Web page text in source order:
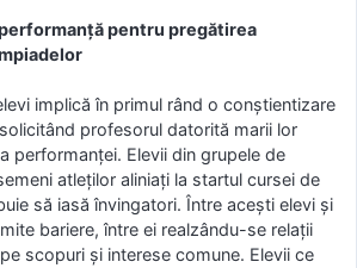
pentru pregătirea
implică în primul rând o conştientizare
profesorul datorită marii lor
performanţei. Elevii din grupele de
atleţilor aliniaţi la startul cursei de
să iasă învingatori. Între aceşti elevi şi
bariere, între ei realzându-se relaţii
scopuri şi interese comune. Elevii ce